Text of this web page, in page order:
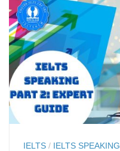
IELTS / IELTS SPEAKING